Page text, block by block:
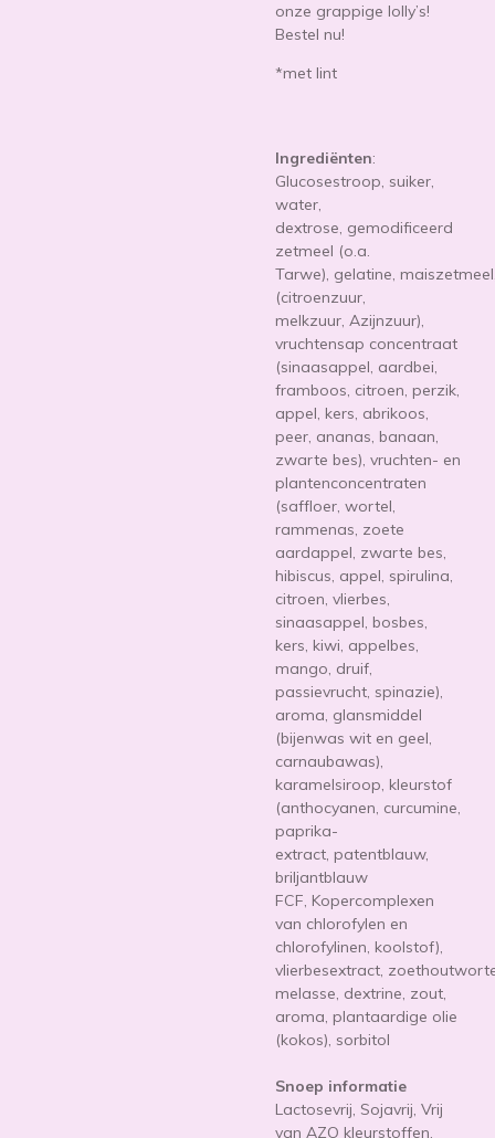
onze grappige lolly’s!
Bestel nu!
*met lint
Ingrediënten:
Glucosestroop, suiker,
water,
dextrose, gemodificeerd
zetmeel (o.a.
Tarwe), gelatine,
(citroenzuur,
melkzuur, Azijnzuur),
vruchtensap concentraat
(sinaasappel, aardbei,
framboos, citroen, perzik,
appel, kers, abrikoos,
peer, ananas, banaan,
zwarte bes), vruchten- en
plantenconcentraten
(saffloer, wortel,
rammenas, zoete
aardappel, zwarte bes,
hibiscus, appel, spirulina,
citroen, vlierbes,
sinaasappel, bosbes,
kers, kiwi, appelbes,
mango, druif,
passievrucht, spinazie),
aroma, glansmiddel
(bijenwas wit en geel,
carnaubawas),
karamelsiroop, kleurstof
(anthocyanen, curcumine,
paprika-
extract, patentblauw,
briljantblauw
FCF, Kopercomplexen
van chlorofylen en
chlorofylinen, koolstof),
vlierbesextract,
melasse, dextrine, zout,
aroma, plantaardige olie
(kokos), sorbitol
Snoep informatie
Lactosevrij, Sojavrij, Vrij
van AZO kleurstoffen.